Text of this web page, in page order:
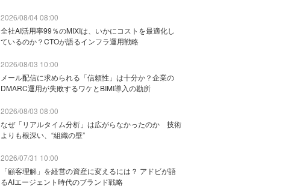
2026/08/04 08:00
全社AI活用率99％のMIXIは、いかにコストを最適化し
ているのか？CTOが語るインフラ運用戦略
2026/08/03 10:00
メール配信に求められる「信頼性」は十分か？企業の
DMARC運用が失敗するワケとBIMI導入の勘所
2026/08/03 08:00
なぜ「リアルタイム分析」は広がらなかったのか 技術
よりも根深い、“組織の壁”
2026/07/31 10:00
「顧客理解」を経営の資産に変えるには？ アドビが語
るAIエージェント時代のブランド戦略